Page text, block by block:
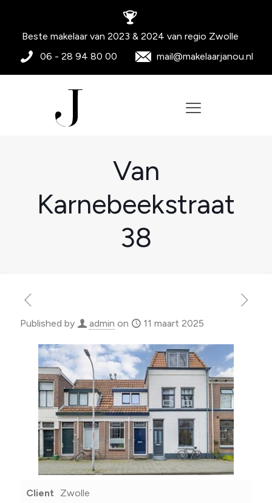
Beste makelaar van 2023 & 2024 van regio Zwolle
06 - 28 94 80 00
mail@makelaarjanou.nl
Van
Karnebeekstraat
38
Published by admin on 11 maart 2025
Client Zwolle